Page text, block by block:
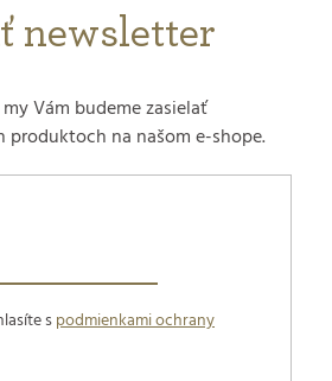
newsletter
Vám budeme zasielať
produktoch na našom e-shope.
spodmienkami ochrany